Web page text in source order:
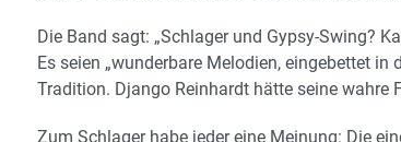
Die Band sagt: „Schlager und Gypsy-Swing?
Es seien „wunderbare Melodien, eingebettet
Tradition. Django Reinhardt hätte seine wahre
Zum Schlager habe jeder eine Meinung: Die